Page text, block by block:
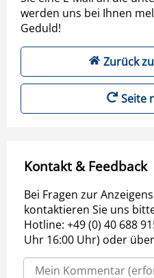
werden uns bei Ihnen
Geduld!
Zurück
Seite
Kontakt & Feedback
Bei Fragen zur
kontaktieren Sie uns
Hotline: +49 (0) 40 688
Uhr 16:00 Uhr) oder